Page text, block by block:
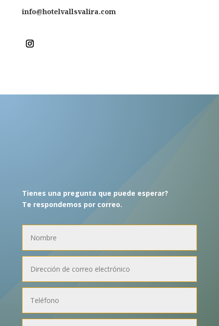
info@hotelvallsvalira.com
Tienes una pregunta que puede esperar?
Te respondemos por correo.